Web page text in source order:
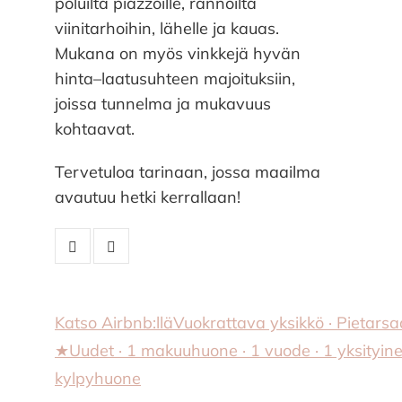
viinitarhoihin, lähelle ja kauas.
Mukana on myös vinkkejä hyvän
hinta–laatusuhteen majoituksiin,
joissa tunnelma ja mukavuus
kohtaavat.
Tervetuloa tarinaan, jossa maailma
avautuu hetki kerrallaan!
Katso Airbnb:lläVuokrattava yksikkö ·
★Uudet · 1 makuuhuone · 1 vuode · 1
kylpyhuone